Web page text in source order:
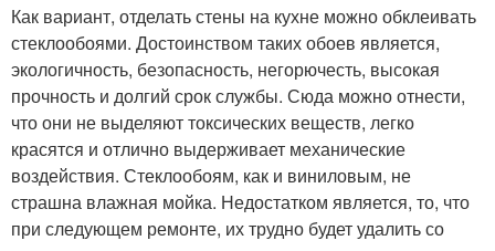
Как вариант, отделать стены на кухне можно обклеивать
стеклообоями. Достоинством таких обоев является,
экологичность, безопасность, негорючесть, высокая
прочность и долгий срок службы. Сюда можно отнести,
что они не выделяют токсических веществ, легко
красятся и отлично выдерживает механические
воздействия. Стеклообоям, как и виниловым, не
страшна влажная мойка. Недостатком является, то, что
при следующем ремонте, их трудно будет удалить со